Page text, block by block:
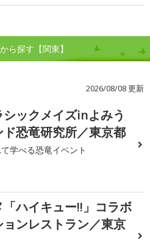
ら探す【関東】
2026/08/08 更新
シックメイズinよみう
ド恐竜研究所／東京都
学べる恐竜イベント
「ハイキュー!!」コラボ
ョンレストラン／東京